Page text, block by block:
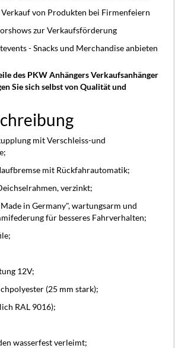
von Produkten bei Firmenfeiern
zur Verkaufsförderung
- Snacks und Merchandise anbieten
des PKW Anhängers Verkaufsanhänger
Sie sich selbst von Qualität und
mit Verschleiss-und
mit Rückfahrautomatik;
verzinkt;
in Germany", wartungsarm und
für besseres Fahrverhalten;
12V;
(25 mm stark);
RAL 9016);
wasserfest verleimt;